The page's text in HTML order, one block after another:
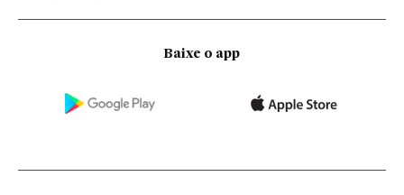
Baixe o app